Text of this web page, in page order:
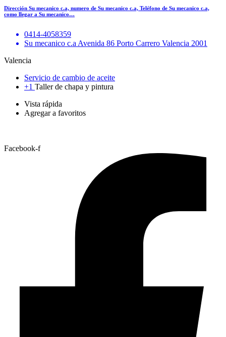
Dirección Su mecanico c.a, numero de Su mecanico c.a, Teléfono de Su mecanico c.a,
como llegar a Su mecanico…
0414-4058359
Su mecanico c.a Avenida 86 Porto Carrero Valencia 2001
Valencia
Servicio de cambio de aceite
+1 Taller de chapa y pintura
Vista rápida
Agregar a favoritos
Facebook-f